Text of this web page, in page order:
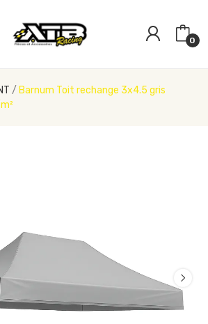
0
Barnum Toit rechange 3x4.5 gris